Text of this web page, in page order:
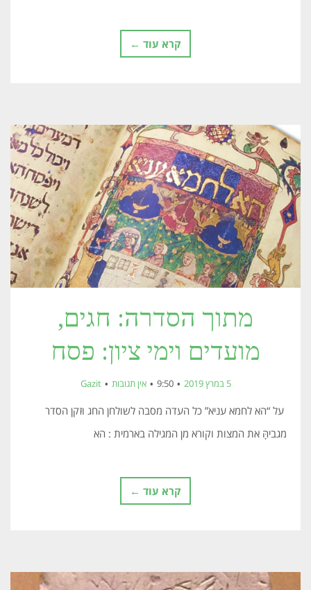
קרא עוד ←
מתוך הסדרה: חגים,
מועדים וימי ציון: פסח
5 במרץ 2019 9:50 אין תגובות Gazit
על “הא לחמא עניא” כל העדה מסבה לשולחן החג וּזקן הסדר
מגביהָּ את המצות וקורא מן המגילה בארמית : הא
קרא עוד ←